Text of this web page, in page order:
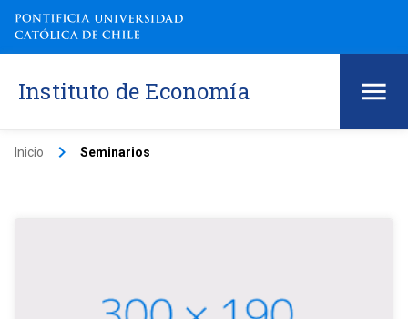
Instituto de Economía
Inicio keyboard_arrow_right Seminarios